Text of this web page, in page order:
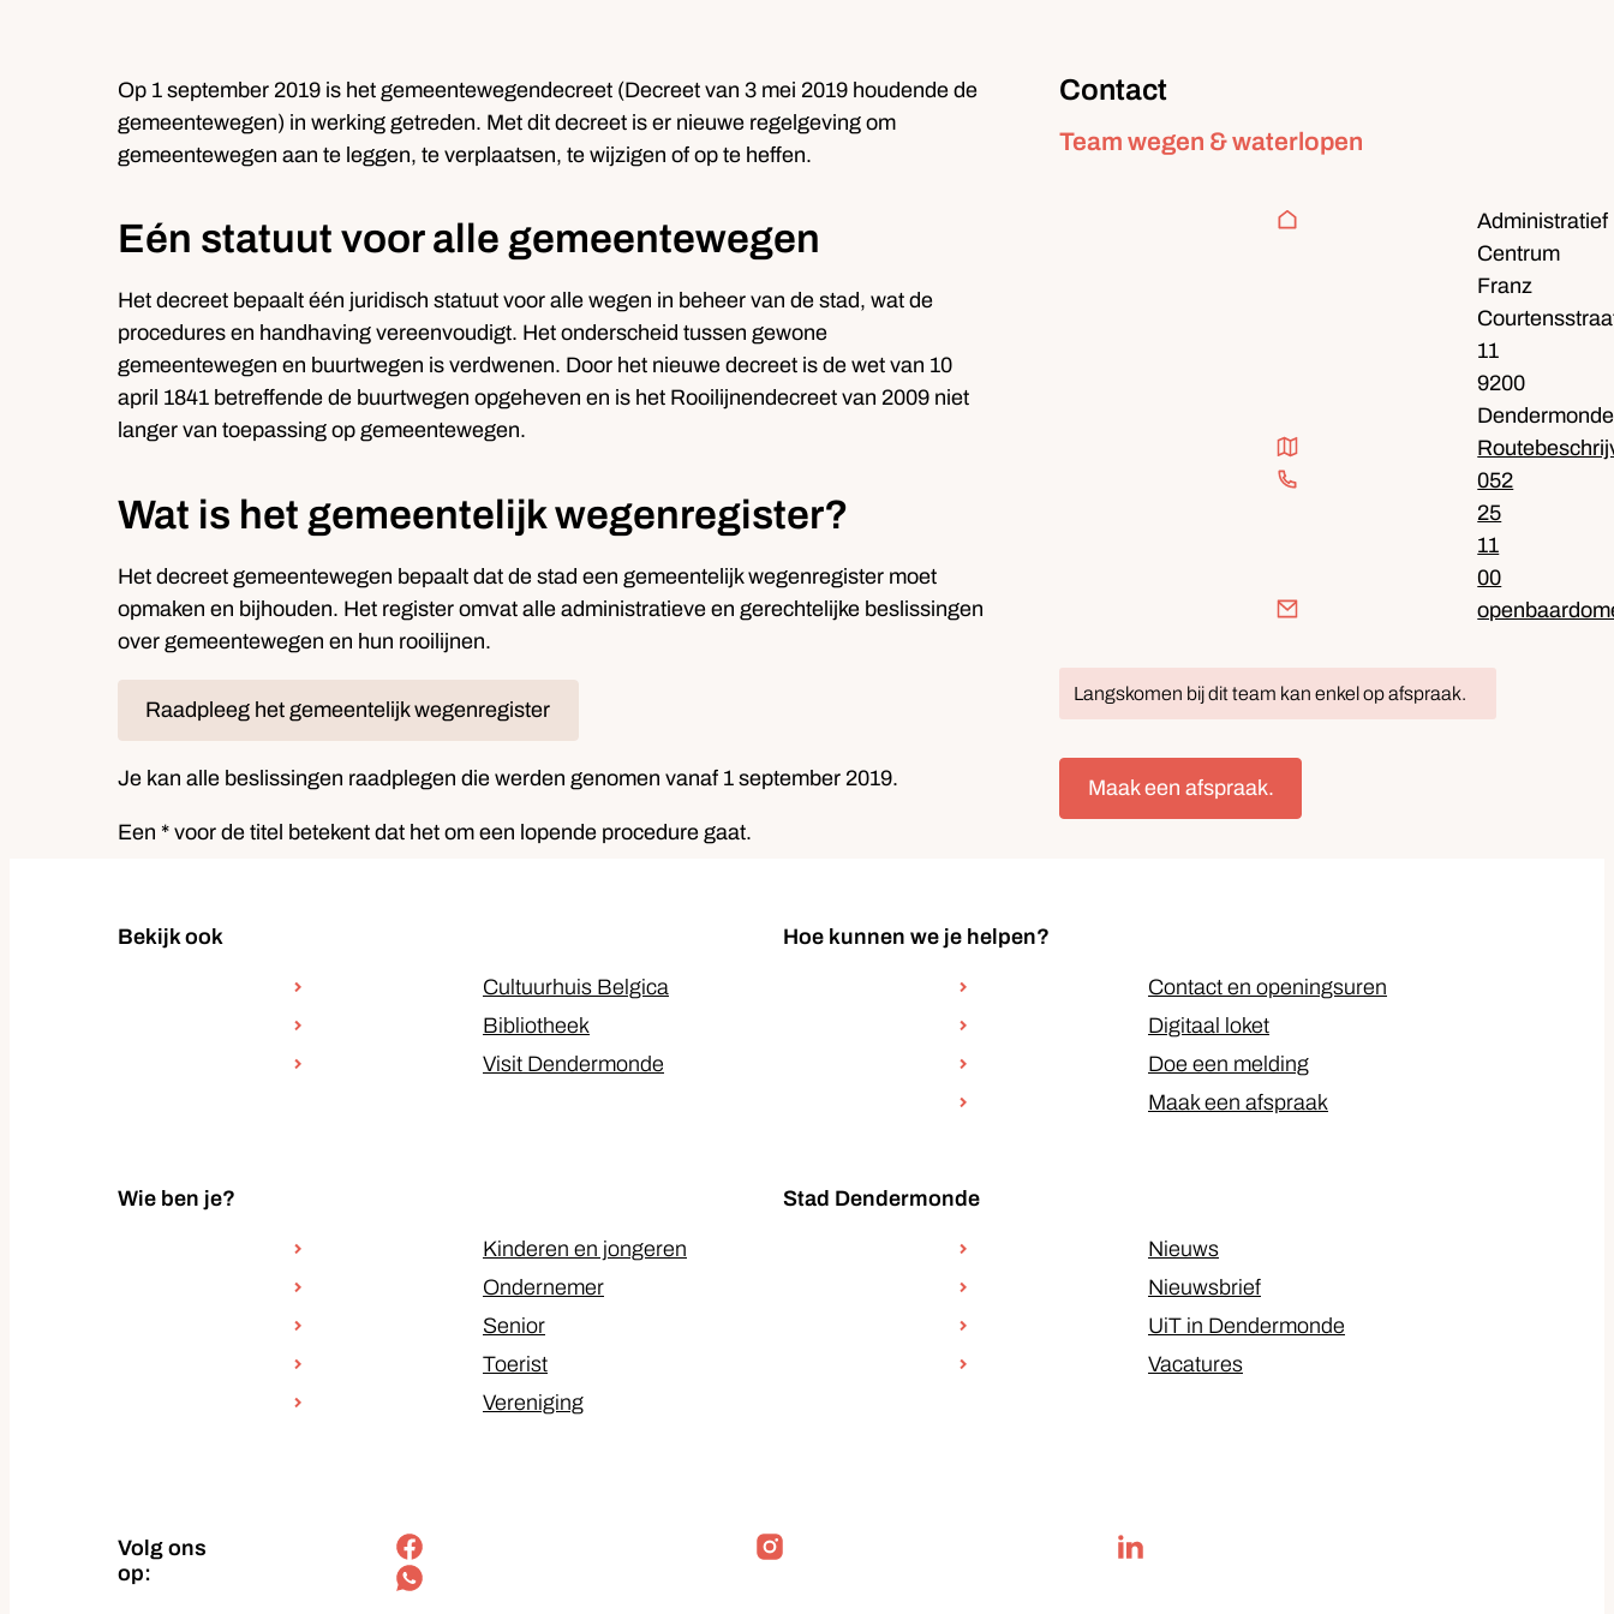
Op 1 september 2019 is het gemeentewegendecreet (Decreet van 3 mei 2019 houdende de
gemeentewegen) in werking getreden. Met dit decreet is er nieuwe regelgeving om
gemeentewegen aan te leggen, te verplaatsen, te wijzigen of op te heffen.
Eén statuut voor alle gemeentewegen
Het decreet bepaalt één juridisch statuut voor alle wegen in beheer van de stad, wat de
procedures en handhaving vereenvoudigt. Het onderscheid tussen gewone
gemeentewegen en buurtwegen is verdwenen. Door het nieuwe decreet is de wet van 10
april 1841 betreffende de buurtwegen opgeheven en is het Rooilijnendecreet van 2009 niet
langer van toepassing op gemeentewegen.
Wat is het gemeentelijk wegenregister?
Het decreet gemeentewegen bepaalt dat de stad een gemeentelijk wegenregister moet
opmaken en bijhouden. Het register omvat alle administratieve en gerechtelijke beslissingen
over gemeentewegen en hun rooilijnen.
Raadpleeg het gemeentelijk wegenregister
Je kan alle beslissingen raadplegen die werden genomen vanaf 1 september 2019.
Een * voor de titel betekent dat het om een lopende procedure gaat.
Contact
Contact
Team wegen & waterlopen
Administratief
Centrum
Franz
11
,9200
Dendermonde
052
25
11
00
Langskomen bij dit team kan enkel op afspraak.
Maak een afspraak.
Bekijk ook
Cultuurhuis Belgica
Bibliotheek
Visit Dendermonde
Hoe kunnen we je helpen?
Contact en openingsuren
Digitaal loket
Doe een melding
Maak een afspraak
Wie ben je?
Kinderen en jongeren
Ondernemer
Senior
Toerist
Vereniging
Stad Dendermonde
Nieuws
Nieuwsbrief
UiT in Dendermonde
Vacatures
Volg ons
op: